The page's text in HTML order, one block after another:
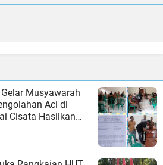
Musyawarah
Aci di
Cisata Hasilkan